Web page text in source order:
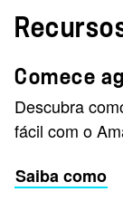
Comece
Descubra
fácil com o
Saiba como